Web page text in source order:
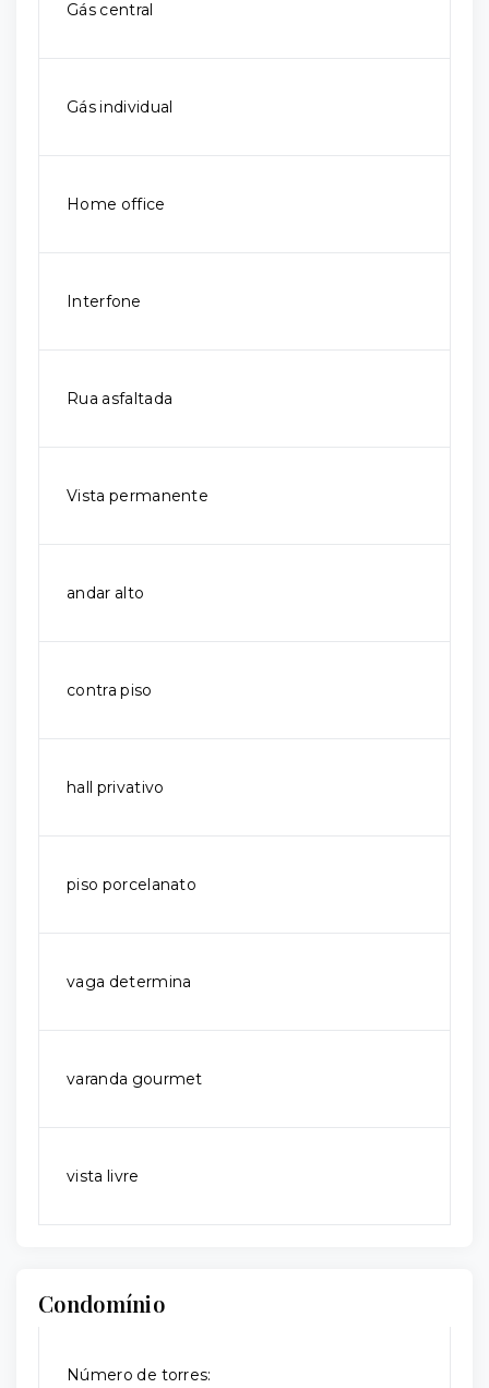
Gás central
Gás individual
Home office
Interfone
Rua asfaltada
Vista permanente
andar alto
contra piso
hall privativo
piso porcelanato
vaga determina
varanda gourmet
vista livre
Condomínio
Número de torres: